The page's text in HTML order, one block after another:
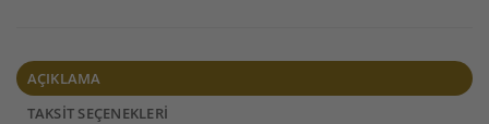
AÇIKLAMA
TAKSIT SEÇENEKLERI